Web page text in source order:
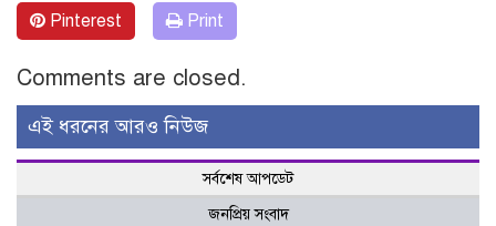
Pinterest Print
Comments are closed.
এই ধরনের আরও নিউজ
সর্বশেষ আপডেট
জনপ্রিয় সংবাদ